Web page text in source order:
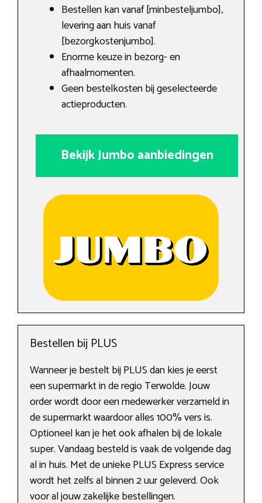
Bestellen kan vanaf [minbesteljumbo],
levering aan huis vanaf
[bezorgkostenjumbo].
Enorme keuze in bezorg- en
afhaalmomenten.
Geen bestelkosten bij geselecteerde
actieproducten.
Bekijk Jumbo aanbiedingen
Bestellen bij PLUS
Wanneer je bestelt bij PLUS dan kies je eerst
een supermarkt in de regio Terwolde. Jouw
order wordt door een medewerker verzameld in
de supermarkt waardoor alles 100% vers is.
Optioneel kan je het ook afhalen bij de lokale
super. Vandaag besteld is vaak de volgende dag
al in huis. Met de unieke PLUS Express service
wordt het zelfs al binnen 2 uur geleverd. Ook
voor al jouw zakelijke bestellingen.